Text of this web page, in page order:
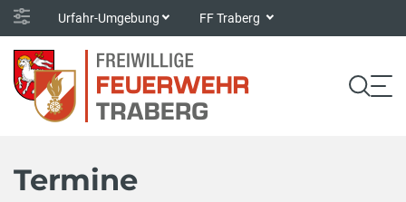
Urfahr-Umgebung FF Traberg
Termine